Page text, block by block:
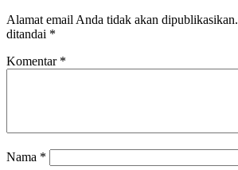
Alamat email Anda tidak akan dipublikasikan.
ditandai *
Komentar *
Nama *